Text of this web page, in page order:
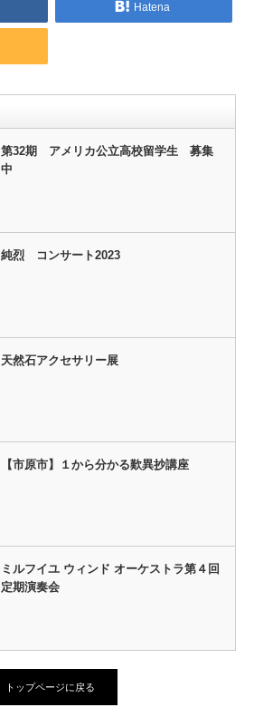
Hatena
第32期 アメリカ公立高校留学生 募集
中
純烈 コンサート2023
天然石アクセサリー展
【市原市】１から分かる歎異抄講座
ミルフイユ ウィンド オーケストラ第４回
定期演奏会
トップページに戻る